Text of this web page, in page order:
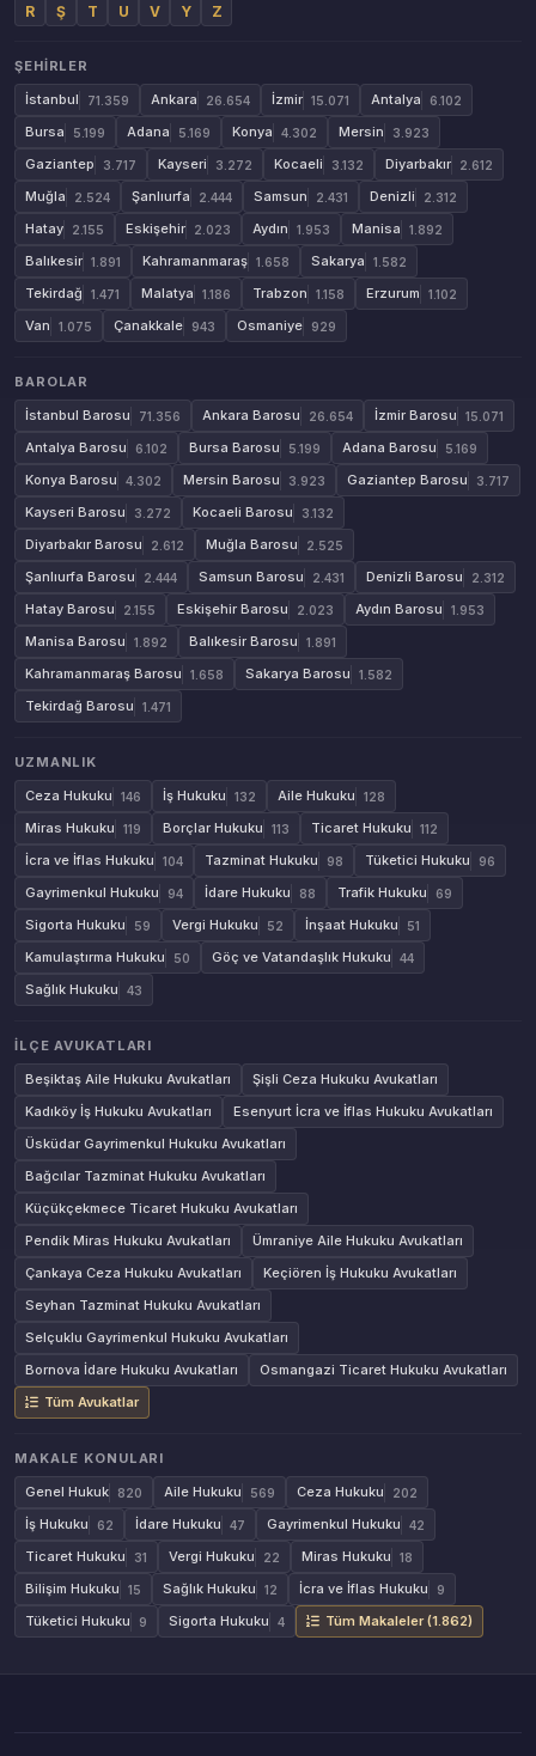
R
Ş T U V Y Z
ŞEHIRLER
İstanbul
71.359 Ankara 26.654 İzmir 15.071 Antalya 6.102
Bursa 5.199 Adana 5.169 Konya 4.302 Mersin 3.923
Gaziantep 3.717 Kayseri 3.272 Kocaeli 3.132 Diyarbakır 2.612
Muğla 2.524 Şanlıurfa 2.444 Samsun 2.431 Denizli 2.312
Hatay 2.155 Eskişehir 2.023 Aydın 1.953 Manisa 1.892
Balıkesir 1.891 Kahramanmaraş 1.658 Sakarya 1.582
Tekirdağ 1.471 Malatya 1.186 Trabzon 1.158 Erzurum 1.102
Van 1.075 Çanakkale 943 Osmaniye 929
BAROLAR
İstanbul Barosu
71.356 Ankara Barosu 26.654 İzmir Barosu 15.071
Antalya Barosu 6.102 Bursa Barosu 5.199 Adana Barosu 5.169
Konya Barosu 4.302 Mersin Barosu 3.923 Gaziantep Barosu 3.717
Kayseri Barosu 3.272 Kocaeli Barosu 3.132
Diyarbakır Barosu 2.612 Muğla Barosu 2.525
Şanlıurfa Barosu 2.444 Samsun Barosu 2.431 Denizli Barosu 2.312
Hatay Barosu 2.155 Eskişehir Barosu 2.023 Aydın Barosu 1.953
Manisa Barosu 1.892 Balıkesir Barosu 1.891
Kahramanmaraş Barosu 1.658 Sakarya Barosu 1.582
Tekirdağ Barosu 1.471
UZMANLIK
Ceza Hukuku
146 İş Hukuku 132 Aile Hukuku 128
Miras Hukuku 119 Borçlar Hukuku 113 Ticaret Hukuku 112
İcra ve İflas Hukuku 104 Tazminat Hukuku 98 Tüketici Hukuku 96
Gayrimenkul Hukuku 94 İdare Hukuku 88 Trafik Hukuku 69
Sigorta Hukuku 59 Vergi Hukuku 52 İnşaat Hukuku 51
Kamulaştırma Hukuku 50 Göç ve Vatandaşlık Hukuku 44
Sağlık Hukuku 43
İLÇE AVUKATLARI
Beşiktaş Aile Hukuku Avukatları
Şişli Ceza Hukuku Avukatları
Kadıköy İş Hukuku Avukatları
Esenyurt İcra ve İflas Hukuku Avukatları
Üsküdar Gayrimenkul Hukuku Avukatları
Bağcılar Tazminat Hukuku Avukatları
Küçükçekmece Ticaret Hukuku Avukatları
Pendik Miras Hukuku Avukatları
Ümraniye Aile Hukuku Avukatları
Çankaya Ceza Hukuku Avukatları
Keçiören İş Hukuku Avukatları
Seyhan Tazminat Hukuku Avukatları
Selçuklu Gayrimenkul Hukuku Avukatları
Bornova İdare Hukuku Avukatları
Osmangazi Ticaret Hukuku Avukatları
Tüm Avukatlar
MAKALE KONULARI
Genel Hukuk
820 Aile Hukuku 569 Ceza Hukuku 202
İş Hukuku 62 İdare Hukuku 47 Gayrimenkul Hukuku 42
Ticaret Hukuku 31 Vergi Hukuku 22 Miras Hukuku 18
Bilişim Hukuku 15 Sağlık Hukuku 12 İcra ve İflas Hukuku 9
Tüketici Hukuku 9 Sigorta Hukuku 4 Tüm Makaleler (1.862)